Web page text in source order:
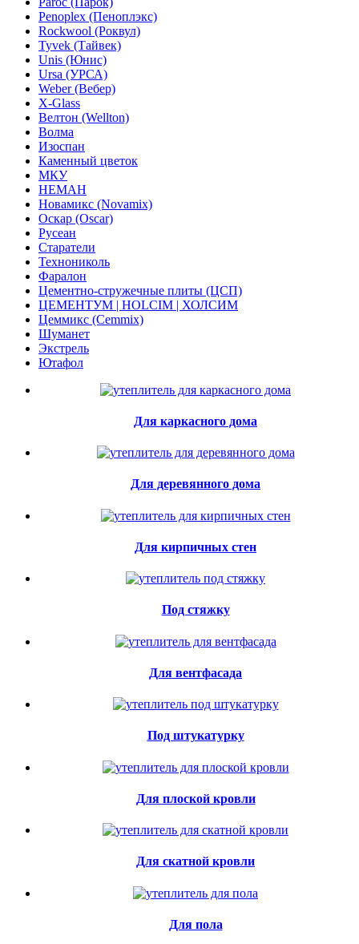
Penoplex (Пеноплэкс)
Rockwool (Роквул)
Tyvek (Тайвек)
Unis (Юнис)
Ursa (УРСА)
Weber (Вебер)
X-Glass
Велтон (Wellton)
Волма
Изоспан
Каменный цветок
МКУ
НЕМАН
Новамикс (Novamix)
Оскар (Oscar)
Русеан
Старатели
Технониколь
Фаралон
Цементно-стружечные плиты (ЦСП)
ЦЕМЕНТУМ | HOLCIM | ХОЛСИМ
Цеммикс (Cemmix)
Шуманет
Экстрель
Ютафол
Для каркасного дома
Для деревянного дома
Для кирпичных стен
Под стяжку
Для вентфасада
Под штукатурку
Для плоской кровли
Для скатной кровли
Для пола